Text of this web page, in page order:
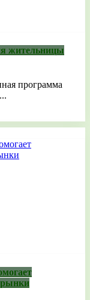
жительницы
программа
рынки